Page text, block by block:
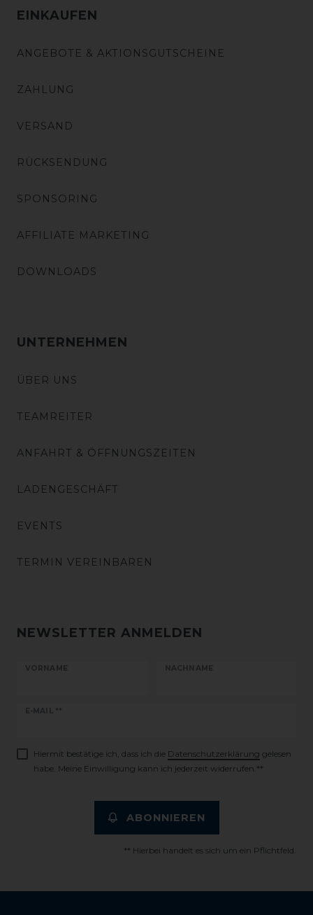
EINKAUFEN
ANGEBOTE & AKTIONSGUTSCHEINE
ZAHLUNG
VERSAND
RÜCKSENDUNG
SPONSORING
AFFILIATE MARKETING
DOWNLOADS
UNTERNEHMEN
ÜBER UNS
TEAMREITER
ANFAHRT & ÖFFNUNGSZEITEN
LADENGESCHÄFT
EVENTS
TERMIN VEREINBAREN
NEWSLETTER ANMELDEN
VORNAME NACHNAME
E-MAIL **
Newsletter
Hiermit bestätige ich, dass ich die Daten­schutz­erklärung gelesen
habe. Meine Einwilligung kann ich jederzeit widerrufen.**
ABONNIEREN
** Hierbei handelt es sich um ein Pflichtfeld.